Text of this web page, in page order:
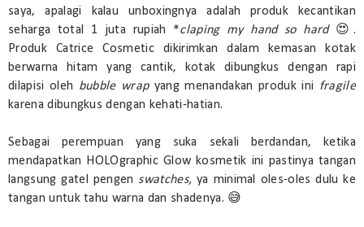
saya, apalagi kalau unboxingnya adalah produk kecantikan
seharga total 1 juta rupiah *claping my hand so hard😍.
Produk Catrice Cosmetic dikirimkan dalam kemasan kotak
berwarna hitam yang cantik, kotak dibungkus dengan rapi
dilapisi oleh bubble wrapyang menandakan produk ini fragile
karena dibungkus dengan kehati-hatian.
Sebagai perempuan yang suka sekali berdandan, ketika
mendapatkan HOLOgraphic Glow kosmetik ini pastinya tangan
langsung gatel pengen swatches,ya minimal oles-oles dulu ke
tangan untuk tahu warna dan shadenya. 😅